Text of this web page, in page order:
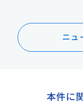
ニュ
本件に